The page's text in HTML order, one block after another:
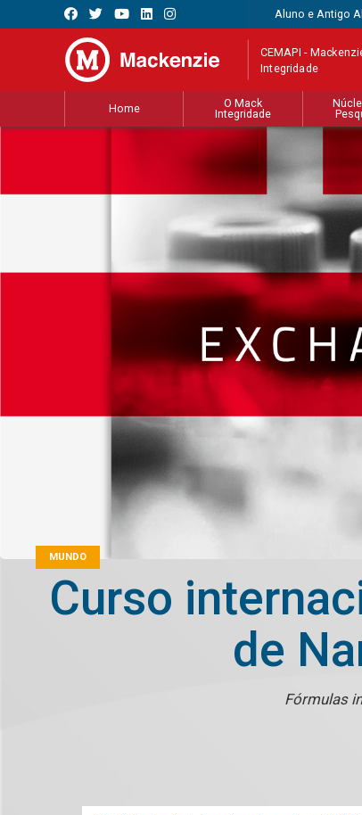
Aluno e Antigo
CEMAPI -
Integridade
Home
O Mack
Integridade
MUNDO
Curso
de
Fórmulas